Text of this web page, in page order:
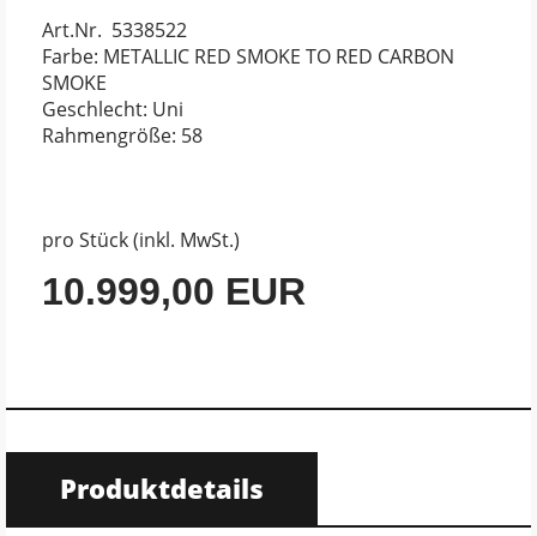
Art.Nr. 5338522
Farbe: METALLIC RED SMOKE TO RED CARBON
SMOKE
Geschlecht: Uni
Rahmengröße: 58
pro Stück (inkl. MwSt.)
10.999,00 EUR
Produktdetails